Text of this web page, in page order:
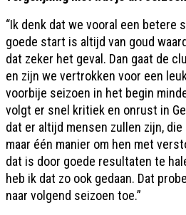
“Ik denk dat we vooral een betere
goede start is altijd van goud
dat zeker het geval. Dan gaat de
en zijn we vertrokken voor een
voorbije seizoen in het begin
volgt er snel kritiek en onrust in
dat er altijd mensen zullen zijn,
maar één manier om hen met
dat is door goede resultaten te
heb ik dat zo ook gedaan. Dat
naar volgend seizoen toe.”